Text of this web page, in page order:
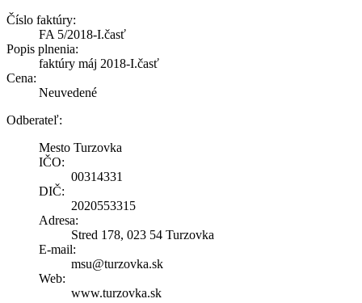
Číslo faktúry:
FA 5/2018-I.časť
Popis plnenia:
faktúry máj 2018-I.časť
Cena:
Neuvedené
Odberateľ:
Mesto Turzovka
IČO:
00314331
DIČ:
2020553315
Adresa:
Stred 178, 023 54 Turzovka
E-mail:
msu@turzovka.sk
Web:
www.turzovka.sk